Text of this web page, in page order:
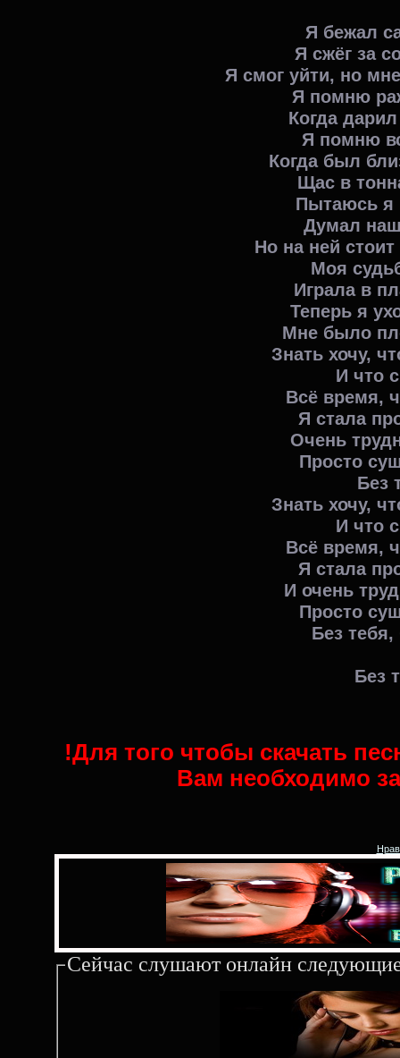
Я бежал
Я сжёг за
Я смог уйти, но
Я помню
Когда
Я помню
Когда был
Щас в
Пытаюсь я
Думал
Но на ней
Моя
Играла в
Теперь я
Мне было
Знать хочу,
И что
Всё время,
Я стала
Очень
Просто
Без
Знать хочу,
И что
Всё время,
Я стала
И очень
Просто
Без тебя,
Без
!Для того чтобы скачать
Вам необходимо
Сейчас слушают онлайн